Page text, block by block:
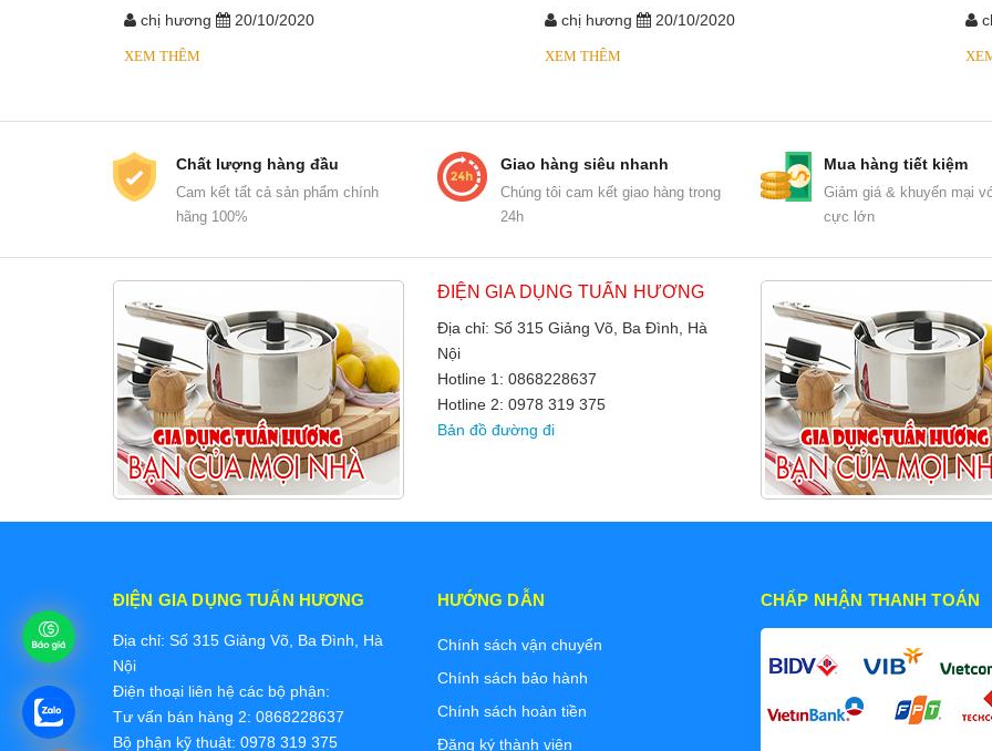
chị hương 20/10/2020
XEM THÊM
chị hương 20/10/2020
XEM THÊM
Chất lượng hàng đầu
Cam kết tất cả sản phẩm chính
hãng 100%
Giao hàng siêu nhanh
Chúng tôi cam kết giao hàng trong
24h
Mua hàng tiết kiệm
Giảm giá & khuyến mại
cực lớn
ĐIỆN GIA DỤNG TUẤN HƯƠNG
Địa chỉ: Số 315 Giảng Võ, Ba Đình, Hà
Nội
Hotline 1: 0868228637
Hotline 2: 0978 319 375
Bản đồ đường đi
ĐIỆN GIA DỤNG TUẤN HƯƠNG
Địa chỉ: Số 315 Giảng Võ, Ba Đình, Hà
Nội
Điện thoại liên hệ các bộ phận:
Tư vấn bán hàng 2: 0868228637
Bộ phận kỹ thuật: 0978 319 375
HƯỚNG DẪN
Chính sách vận chuyển
Chính sách bảo hành
Chính sách hoàn tiền
Đăng ký thành viên
CHẤP NHẬN THANH TOÁN